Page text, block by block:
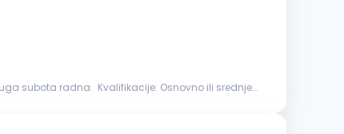
Kvalifikacije: Osnovno ili srednje